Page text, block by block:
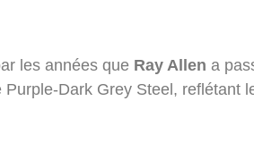
les années que Ray Allen a
Dark Grey Steel, reflétant